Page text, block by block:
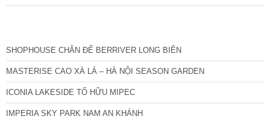
SHOPHOUSE CHÂN ĐẾ BERRIVER LONG BIÊN
MASTERISE CAO XÀ LÁ – HÀ NỘI SEASON GARDEN
ICONIA LAKESIDE TỐ HỮU MIPEC
IMPERIA SKY PARK NAM AN KHÁNH